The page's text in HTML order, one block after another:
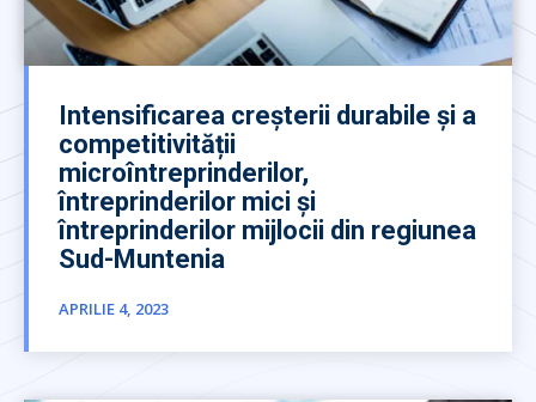
Intensificarea creșterii durabile și a
competitivității
microîntreprinderilor,
întreprinderilor mici și
întreprinderilor mijlocii din regiunea
Sud-Muntenia
APRILIE 4, 2023